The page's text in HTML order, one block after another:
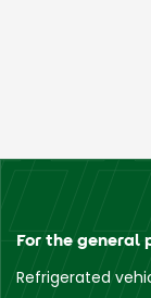
For the general
Refrigerated